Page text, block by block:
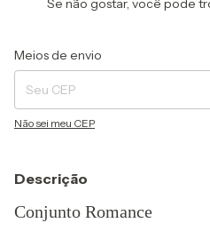
Se não gostar, você pode
Entregas para o CEP:
Meios de envio
Não sei meu CEP
Descrição
Conjunto Romance